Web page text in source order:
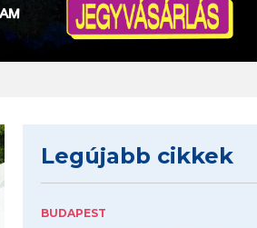
Legújabb cikkek
BUDAPEST